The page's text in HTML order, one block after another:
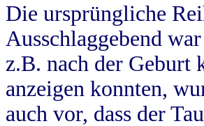
Die ursprüngliche
Ausschlaggebend
z.B. nach der Geburt
anzeigen konnten,
auch vor, dass der